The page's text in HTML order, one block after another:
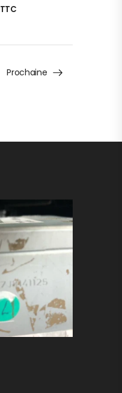
TTC
Prochaine